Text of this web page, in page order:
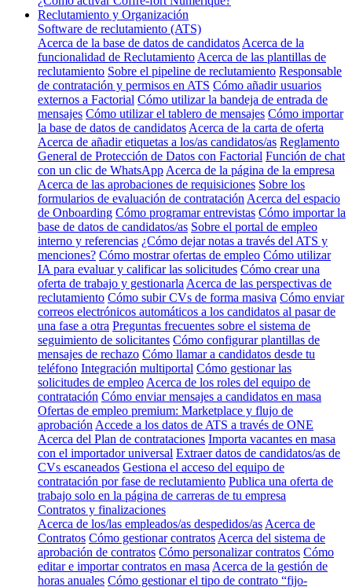
Reclutamiento y Organización
Software de reclutamiento (ATS)
Acerca de la base de datos de candidatos Acerca de la
funcionalidad de Reclutamiento Acerca de las plantillas de
reclutamiento Sobre el pipeline de reclutamiento Responsable
de contratación y permisos en ATS Cómo añadir usuarios
externos a Factorial Cómo utilizar la bandeja de entrada de
mensajes Cómo utilizar el tablero de mensajes Cómo importar
la base de datos de candidatos Acerca de la carta de oferta
Acerca de añadir etiquetas a los/as candidatos/as Reglamento
General de Protección de Datos con Factorial Función de chat
con un clic de WhatsApp Acerca de la página de la empresa
Acerca de las aprobaciones de requisiciones Sobre los
formularios de evaluación de contratación Acerca del espacio
de Onboarding Cómo programar entrevistas Cómo importar la
base de datos de candidatos/as Sobre el portal de empleo
interno y referencias ¿Cómo dejar notas a través del ATS y
menciones? Cómo mostrar ofertas de empleo Cómo utilizar
IA para evaluar y calificar las solicitudes Cómo crear una
oferta de trabajo y gestionarla Acerca de las perspectivas de
reclutamiento Cómo subir CVs de forma masiva Cómo enviar
correos electrónicos automáticos a los candidatos al pasar de
una fase a otra Preguntas frecuentes sobre el sistema de
seguimiento de solicitantes Cómo configurar plantillas de
mensajes de rechazo Cómo llamar a candidatos desde tu
teléfono Integración multiportal Cómo gestionar las
solicitudes de empleo Acerca de los roles del equipo de
contratación Cómo enviar mensajes a candidatos en masa
Ofertas de empleo premium: Marketplace y flujo de
aprobación Accede a los datos de ATS a través de ONE
Acerca del Plan de contrataciones Importa vacantes en masa
con el importador universal Extraer datos de candidatos/as de
CVs escaneados Gestiona el acceso del equipo de
contratación por fase de reclutamiento Publica una oferta de
trabajo solo en la página de carreras de tu empresa
Contratos y finalizaciones
Acerca de los/las empleados/as despedidos/as Acerca de
Contratos Cómo gestionar contratos Acerca del sistema de
aprobación de contratos Cómo personalizar contratos Cómo
editar e importar contratos en masa Acerca de la gestión de
horas anuales Cómo gestionar el tipo de contrato “fijo-